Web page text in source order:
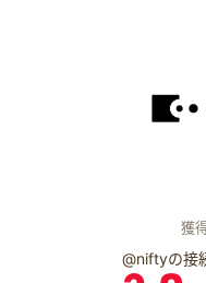
獲
@niftyの接